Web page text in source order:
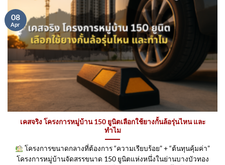
เคสจริง โครงการหมู่บ้าน 150 ยูนิตเลือกใช้ยางกั้นล้อรุ่นไหน และ
ทำไม
โครงการขนาดกลางที่ต้องการ “ความเรียบร้อย” + “ต้นทุนคุ้มค่า”
โครงการหมู่บ้านจัดสรรขนาด 150 ยูนิตแห่งหนึ่งในย่านบางบัวทอง
08
Apr